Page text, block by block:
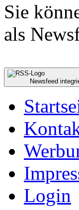
Sie
als
Newsfeed
Login